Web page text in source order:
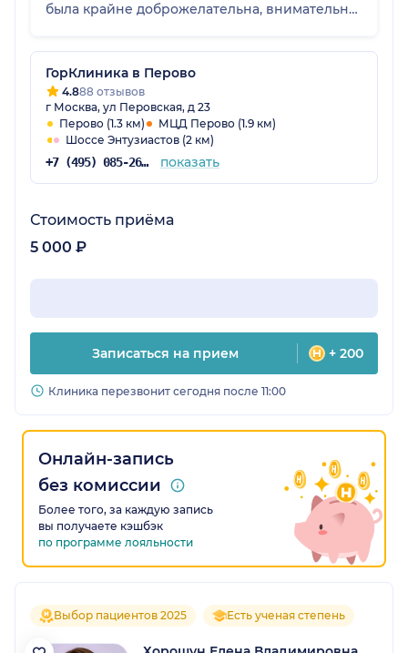
была крайне доброжелательна, внимательно
ответила на каждый вопрос, даже самый
дотошный. После консультации у меня на
руках оказался четкий план действий и
много полезной информации по состоянию
здоровья.
ГорКлиника в Перово
4.888 отзывов
г Москва, ул Перовская, д 23
Перово (1.3 км)
МЦД Перово (1.9 км)
Шоссе Энтузиастов (2 км)
+7 (495) 085-26-21 показать
Стоимость приёма
5 000 ₽
Записаться на прием + 200
Клиника перезвонит сегодня после 11:00
Онлайн-запись
без комиссии
Более того, за каждую запись
вы получаете кэшбэк
по программе лояльности
Выбор пациентов 2025 Есть ученая степень